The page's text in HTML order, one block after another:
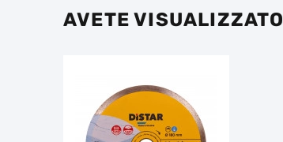
AVETE VISUALIZZATO